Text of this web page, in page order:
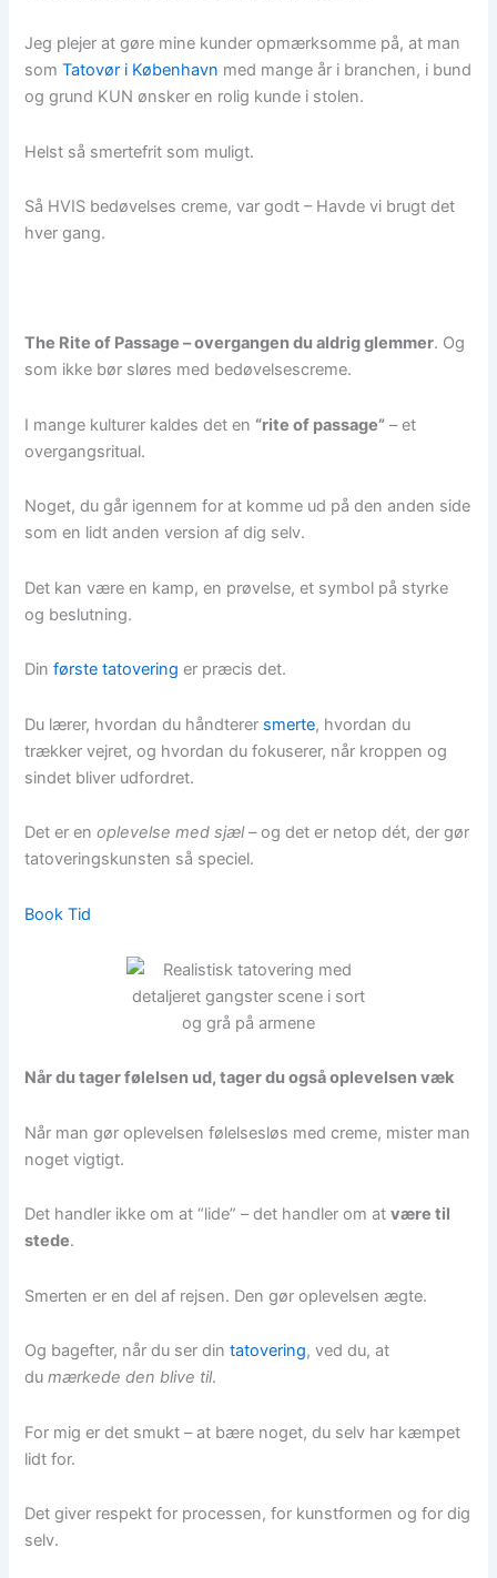
Jeg plejer at gøre mine kunder opmærksomme på, at man
somTatovør i København med mange år i branchen, i bund
og grund KUN ønsker en rolig kunde i stolen.
Helst så smertefrit som muligt.
Så HVIS bedøvelses creme, var godt – Havde vi brugt det
hver gang.
The Rite of Passage – overgangen du aldrig glemmer. Og
som ikke bør sløres med bedøvelsescreme.
I mange kulturer kaldes det en “rite of passage” – et
overgangsritual.
Noget, du går igennem for at komme ud på den anden side
som en lidt anden version af dig selv.
Det kan være en kamp, en prøvelse, et symbol på styrke
og beslutning.
Din første tatovering er præcis det.
Du lærer, hvordan du håndterer smerte, hvordan du
trækker vejret, og hvordan du fokuserer, når kroppen og
sindet bliver udfordret.
Det er enoplevelse med sjæl– og det er netop dét, der gør
tatoveringskunsten så speciel.
Book Tid
Når du tager følelsen ud, tager du også oplevelsen væk
Når man gør oplevelsen følelsesløs med creme, mister man
noget vigtigt.
Det handler ikke om at “lide” – det handler om atvære til
stede.
Smerten er en del af rejsen. Den gør oplevelsen ægte.
Og bagefter, når du ser din tatovering, ved du, at
dumærkede den blive til.
For mig er det smukt – at bære noget, du selv har kæmpet
lidt for.
Det giver respekt for processen, for kunstformen og for dig
selv.